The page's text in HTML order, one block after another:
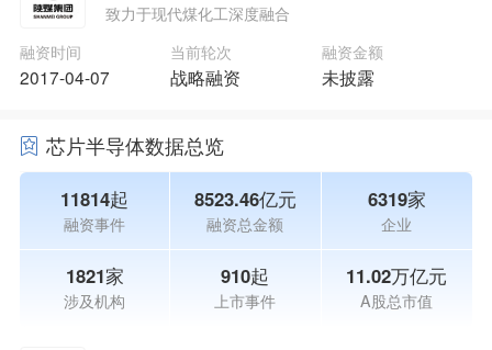
致力于现代煤化工深度融合
融资时间
2017-04-07
当前轮次
战略融资
融资金额
未披露
芯片半导体数据总览
11814起
融资事件
8523.46亿元
融资总金额
6319家
企业
1821家
涉及机构
910起
上市事件
11.02万亿元
A股总市值